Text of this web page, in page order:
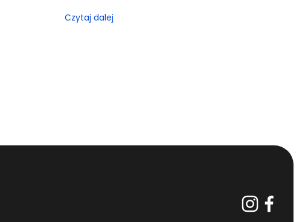
Czytaj dalej